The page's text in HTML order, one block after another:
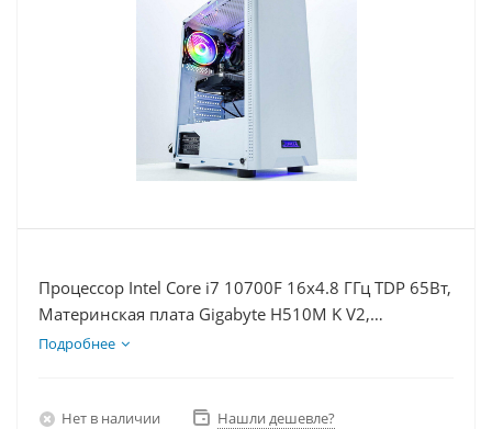
Процессор Intel Core i7 10700F 16x4.8 ГГц TDP 65Вт,
Материнская плата Gigabyte H510M K V2,
Видеокарта RTX 4070S 12Гб, Память DDR4 8Gb,
Подробнее
Нет в наличии Нашли дешевле?